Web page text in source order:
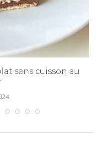
sans cuisson au